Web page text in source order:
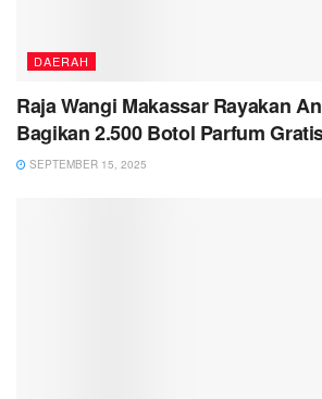
DAERAH
Raja Wangi Makassar Rayakan
Bagikan 2.500 Botol Parfum
SEPTEMBER 15, 2025